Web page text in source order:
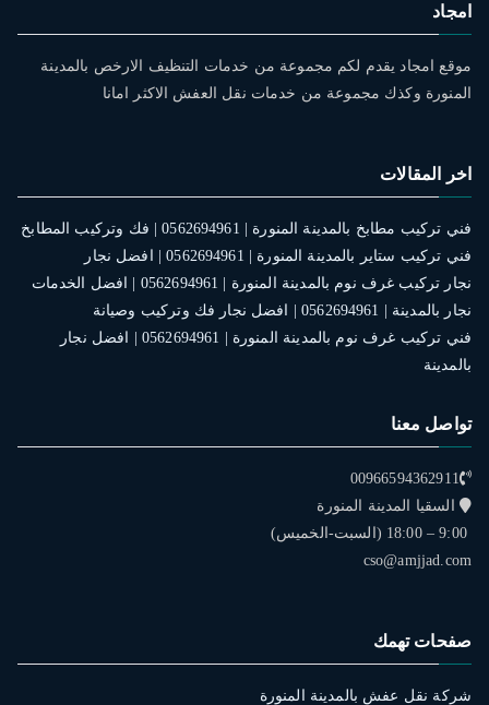
امجاد
موقع امجاد يقدم لكم مجموعة من خدمات التنظيف الارخص بالمدينة
المنورة وكذك مجموعة من خدمات نقل العفش الاكثر امانا
اخر المقالات
فني تركيب مطابخ بالمدينة المنورة | 0562694961 | فك وتركيب المطابخ
فني تركيب ستاير بالمدينة المنورة | 0562694961 | افضل نجار
نجار تركيب غرف نوم بالمدينة المنورة | 0562694961 | افضل الخدمات
نجار بالمدينة | 0562694961 | افضل نجار فك وتركيب وصيانة
فني تركيب غرف نوم بالمدينة المنورة | 0562694961 | افضل نجار
بالمدينة
تواصل معنا
00966594362911
السقيا المدينة المنورة
9:00 – 18:00 (السبت-الخميس)
cso@amjjad.com
صفحات تهمك
شركة نقل عفش بالمدينة المنورة